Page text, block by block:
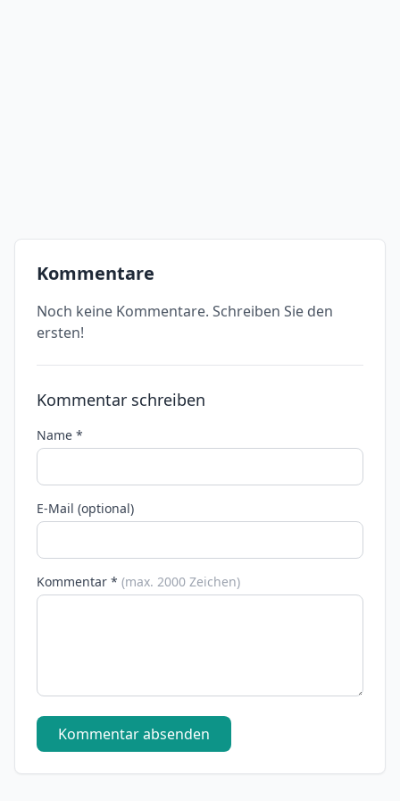
Kommentare
Noch keine Kommentare. Schreiben Sie den
ersten!
Kommentar schreiben
Name *
E-Mail (optional)
Kommentar * (max. 2000 Zeichen)
Kommentar absenden